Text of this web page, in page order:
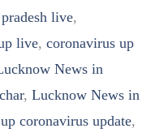
live,
live, coronavirus up
News in
, Lucknow News in
up coronavirus update,